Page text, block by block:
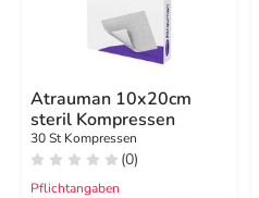
Atrauman 10x20cm
steril Kompressen
30 St Kompressen
(0)
Pflichtangaben